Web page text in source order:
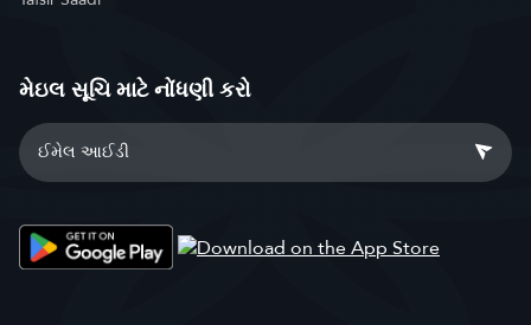
મેઇલ સૂચિ માટે નોંધણી કરો